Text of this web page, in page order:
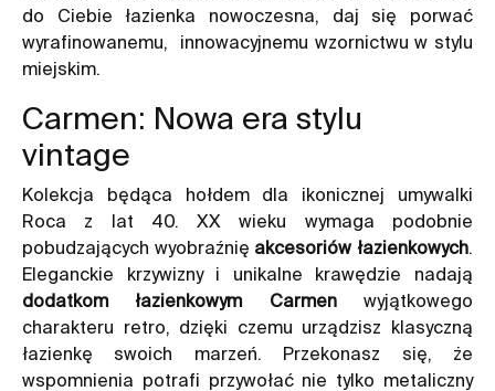
do Ciebie łazienka nowoczesna, daj się porwać
wyrafinowanemu, innowacyjnemu wzornictwu w stylu
miejskim.
Carmen: Nowa era stylu
vintage
Kolekcja będąca hołdem dla ikonicznej umywalki
Roca z lat 40. XX wieku wymaga podobnie
pobudzających wyobraźnię akcesoriów łazienkowych
Eleganckie krzywizny i unikalne krawędzie nadają
dodatkom łazienkowym Carmenwyjątkowego
charakteru retro, dzięki czemu urządzisz klasyczną
łazienkę swoich marzeń. Przekonasz się, że
wspomnienia potrafi przywołać nie tylko metaliczny